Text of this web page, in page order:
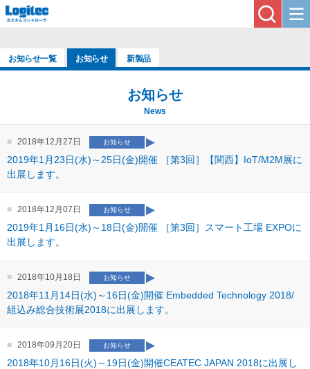
お知らせ一覧 お知らせ 新製品
お知らせ
News
2018年12月27日 お知らせ
2019年1月23日(水)～25日(金)開催 ［第3回］【関西】IoT/M2M展に
出展します。
2018年12月07日 お知らせ
2019年1月16日(水)～18日(金)開催 ［第3回］スマート工場 EXPOに
出展します。
2018年10月18日 お知らせ
2018年11月14日(水)～16日(金)開催 Embedded Technology 2018/
組込み総合技術展2018に出展します。
2018年09月20日 お知らせ
2018年10月16日(火)～19日(金)開催CEATEC JAPAN 2018に出展し